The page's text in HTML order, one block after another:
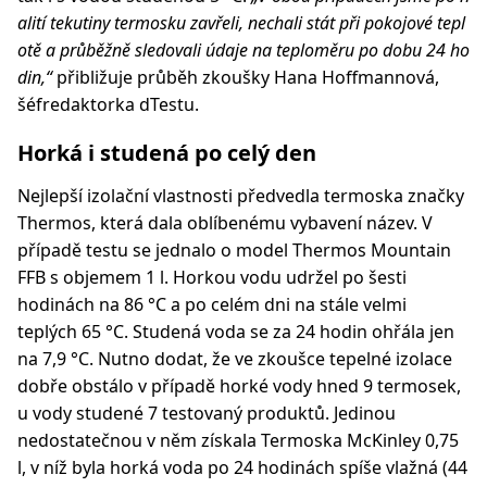
alití tekutiny termosku zavřeli, nechali stát při pokojové tepl
otě a průběžně sledovali údaje na teploměru po dobu 24 ho
din,“přibližuje průběh zkoušky Hana Hoffmannová,
šéfredaktorka dTestu.
Horká i studená po celý den
Nejlepší izolační vlastnosti předvedla termoska značky
Thermos, která dala oblíbenému vybavení název. V
případě testu se jednalo o model Thermos Mountain
FFB s objemem 1 l. Horkou vodu udržel po šesti
hodinách na 86 °C a po celém dni na stále velmi
teplých 65 °C. Studená voda se za 24 hodin ohřála jen
na 7,9 °C. Nutno dodat, že ve zkoušce tepelné izolace
dobře obstálo v případě horké vody hned 9 termosek,
u vody studené 7 testovaný produktů. Jedinou
nedostatečnou v něm získala Termoska McKinley 0,75
l, v níž byla horká voda po 24 hodinách spíše vlažná (44